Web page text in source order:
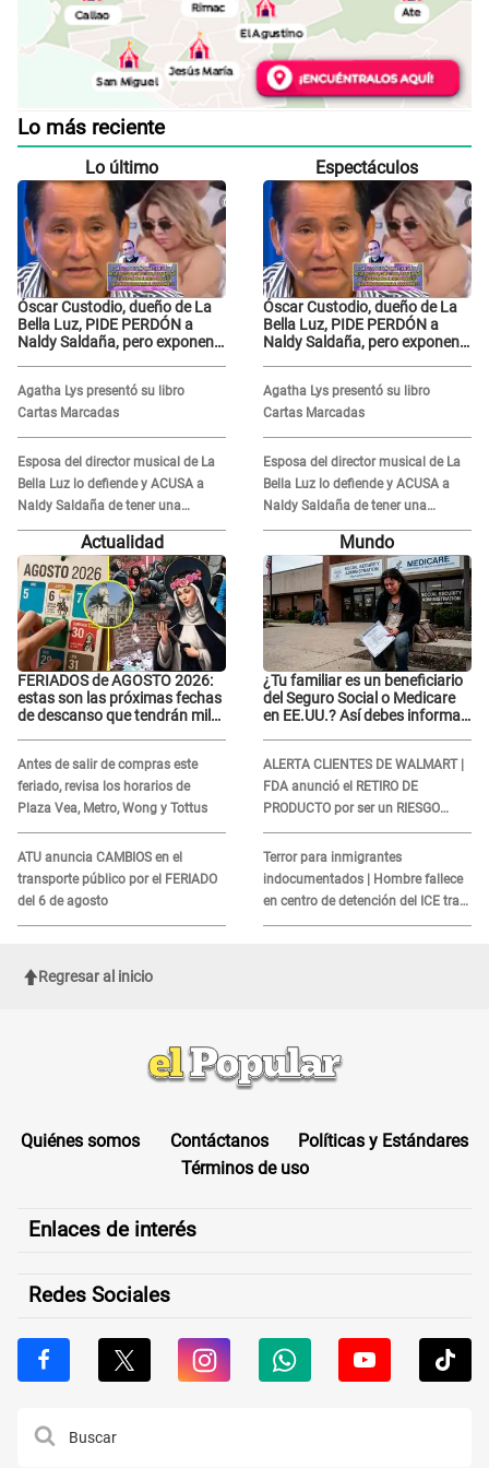
Lo más reciente
Lo último
Óscar Custodio, dueño de La
Bella Luz, PIDE PERDÓN a
Naldy Saldaña, pero exponen
grabar"
Agatha Lys presentó su libro
Cartas Marcadas
Esposa del director musical de La
Bella Luz lo defiende y ACUSA a
Naldy Saldaña de tener una
relación con él y otros integrantes
Espectáculos
Óscar Custodio, dueño de La
Bella Luz, PIDE PERDÓN a
Naldy Saldaña, pero exponen
grabar"
Agatha Lys presentó su libro
Cartas Marcadas
Esposa del director musical de La
Bella Luz lo defiende y ACUSA a
Naldy Saldaña de tener una
relación con él y otros integrantes
Actualidad
FERIADOS de AGOSTO 2026:
estas son las próximas fechas
de descanso que tendrán miles
Antes de salir de compras este
feriado, revisa los horarios de
Plaza Vea, Metro, Wong y Tottus
ATU anuncia CAMBIOS en el
transporte público por el FERIADO
del 6 de agosto
Mundo
¿Tu familiar es un beneficiario
del Seguro Social o Medicare
en EE.UU.? Así debes informar
ALERTA CLIENTES DE WALMART |
FDA anunció el RETIRO DE
PRODUCTO por ser un RIESGO
MORTAL para consumidores: ¿Cuál
es?
Terror para inmigrantes
indocumentados | Hombre fallece
en centro de detención del ICE tras
sufrir una "emergencia médica"
Regresar al inicio
Quiénes somos Contáctanos
Políticas y Estándares
Términos de uso
Enlaces de interés
Redes Sociales